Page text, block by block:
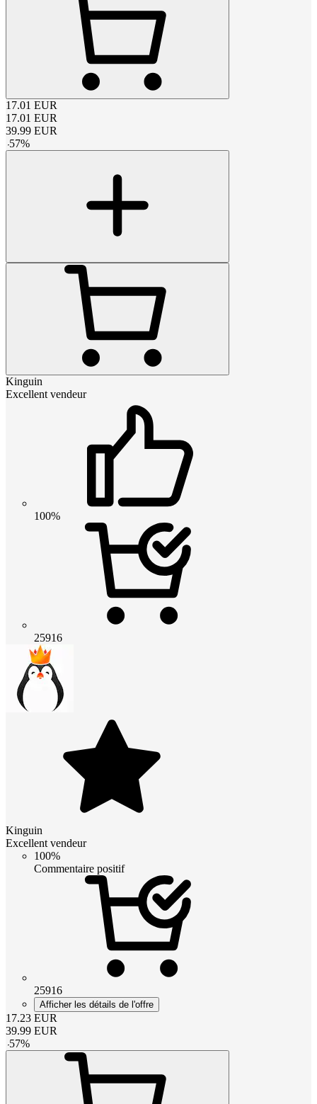
17.01 EUR
17.01 EUR
39.99 EUR
-57%
Kinguin
Excellent vendeur
100%
25916
Kinguin
Excellent vendeur
100%
Commentaire positif
25916
Afficher les détails de l'offre
17.23 EUR
39.99 EUR
-57%